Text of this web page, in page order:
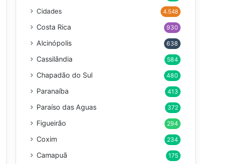
Cidades 4.548
Costa Rica 930
Alcinópolis 638
Cassilândia 584
Chapadão do Sul 480
Paranaíba 413
Paraíso das Aguas 372
Figueirão 294
Coxim 234
Camapuã 175